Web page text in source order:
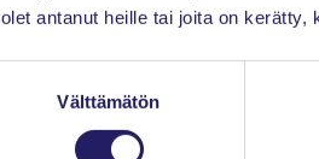
olet antanut heille tai joita on kerätty,
Välttämätön